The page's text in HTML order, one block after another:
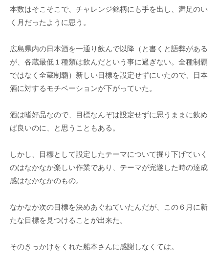
本数はそこそこで、チャレンジ銘柄にも手を出し、満足のい
く月だったように思う。
広島県内の日本酒を一通り飲んで以降（と書くと語弊がある
が、各蔵最低１種類は飲んだという事に過ぎない。全種制覇
ではなく全蔵制覇）新しい目標を設定せずにいたので、日本
酒に対するモチベーションが下がっていた。
酒は嗜好品なので、目標なんぞは設定せずに思うままに飲め
ば良いのに、と思うこともある。
しかし、目標として設定したテーマについて掘り下げていく
のはなかなか楽しい作業であり、テーマが完遂した時の達成
感はなかなかのもの。
なかなか次の目標を決めあぐねていたんだが、この６月に新
たな目標を見つけることが出来た。
そのきっかけをくれた船本さんに感謝しなくては。